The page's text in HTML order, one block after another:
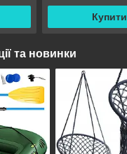
Купити
та новинки